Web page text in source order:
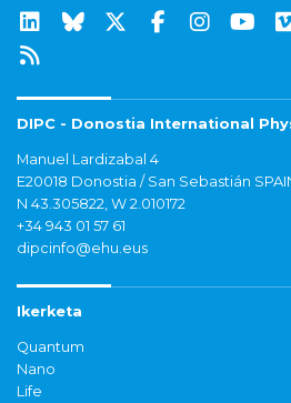
DIPC - Donostia International
Manuel Lardizabal 4
E20018 Donostia / San Sebastián
N 43.305822, W 2.010172
+34 943 01 57 61
dipcinfo@ehu.eus
Ikerketa
Quantum
Nano
Life